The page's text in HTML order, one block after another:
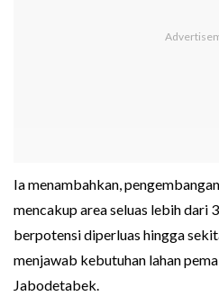
Ia menambahkan,
mencakup area seluas lebih dari
berpotensi diperluas hingga
menjawab kebutuhan lahan
Jabodetabek.